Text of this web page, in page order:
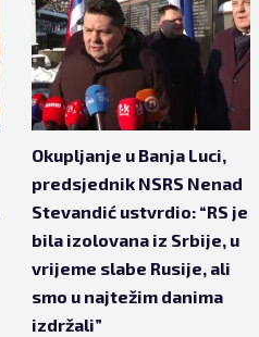
Okupljanje u Banja Luci,
predsjednik NSRS Nenad
Stevandić ustvrdio: “RS je
bila izolovana iz Srbije, u
vrijeme slabe Rusije, ali
smo u najtežim danima
izdržali”